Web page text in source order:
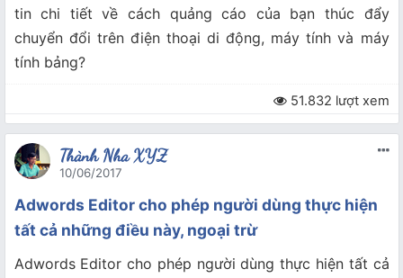
tin chi tiết về cách quảng cáo của bạn thúc đẩy
chuyển đổi trên điện thoại di động, máy tính và máy
tính bảng?
51.832 lượt xem
Thành Nha XYZ
10/06/2017
Adwords Editor cho phép người dùng thực hiện
tất cả những điều này, ngoại trừ
Adwords Editor cho phép người dùng thực hiện tất cả